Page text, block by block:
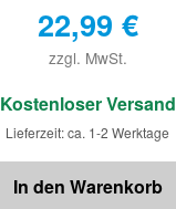
22,99 €
zzgl. MwSt.
€
Kostenloser Versand
Lieferzeit: ca. 1-2 Werktage
In den Warenkorb